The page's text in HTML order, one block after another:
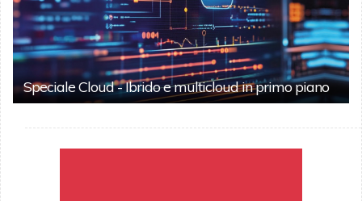
Speciale Cloud - Ibrido e multicloud in primo piano